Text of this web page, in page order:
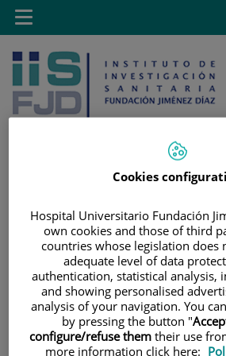
Saltar al contenido
contenido
Toggle
navigation
Cookies
Hospital Universitario Fundación
own cookies and those of third
countries whose legislation does
adequate level of data
authentication, statistical analysis,
and showing personalised
analysis of your navigation. You
by pressing the button "
configure/refuse them their use
more information click here: